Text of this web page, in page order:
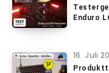
Enduro
16. Juli